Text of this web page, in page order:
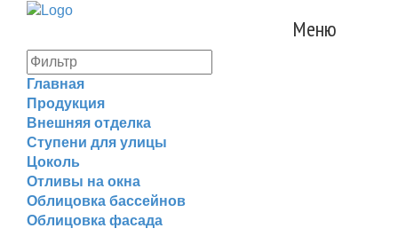
Меню
Главная
Продукция
Внешняя отделка
Ступени для улицы
Цоколь
Отливы на окна
Облицовка бассейнов
Облицовка фасада